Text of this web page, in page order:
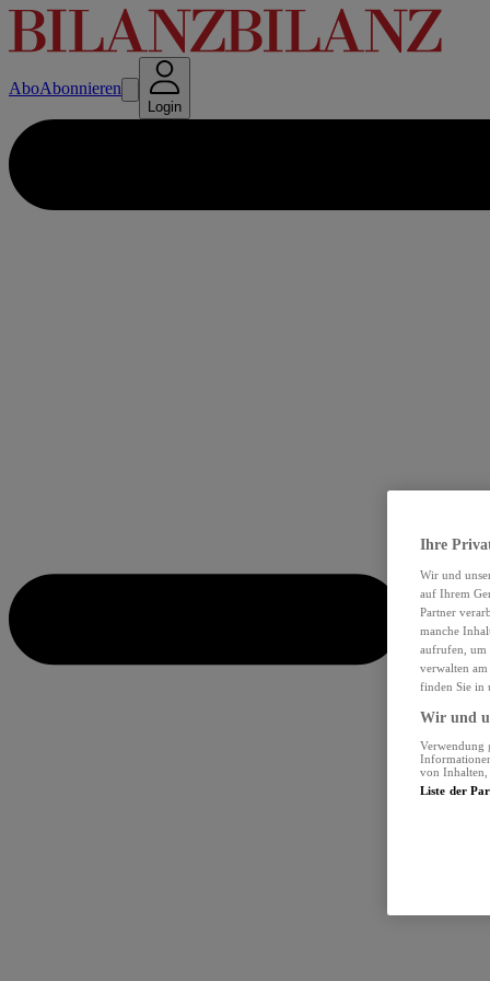
AboAbonnieren
Login
Ihre
Wir und
auf Ihrem
Partner
manche
aufrufen, um
verwalten
finden Sie in
Wir und
Verwendung
von Inhalten,
Liste der